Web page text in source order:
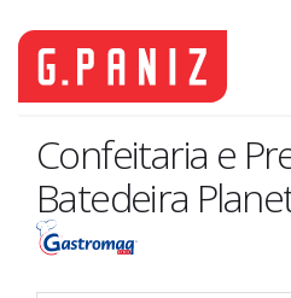
Confeitaria e
Batedeira